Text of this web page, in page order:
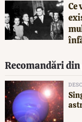
Ce
Recomandări din